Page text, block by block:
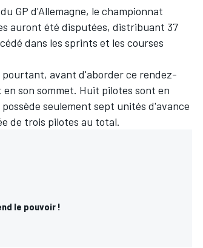
GP d'Allemagne, le championnat
auront été disputées, distribuant 37
dans les sprints et les courses
pourtant, avant d'aborder ce rendez-
son sommet. Huit pilotes sont en
seulement sept unités d'avance
de trois pilotes au total.
le pouvoir !